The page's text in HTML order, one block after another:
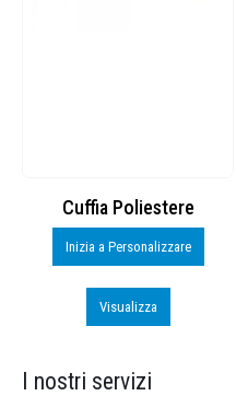
Cuffia Poliestere
Inizia a Personalizzare
Visualizza
I nostri servizi